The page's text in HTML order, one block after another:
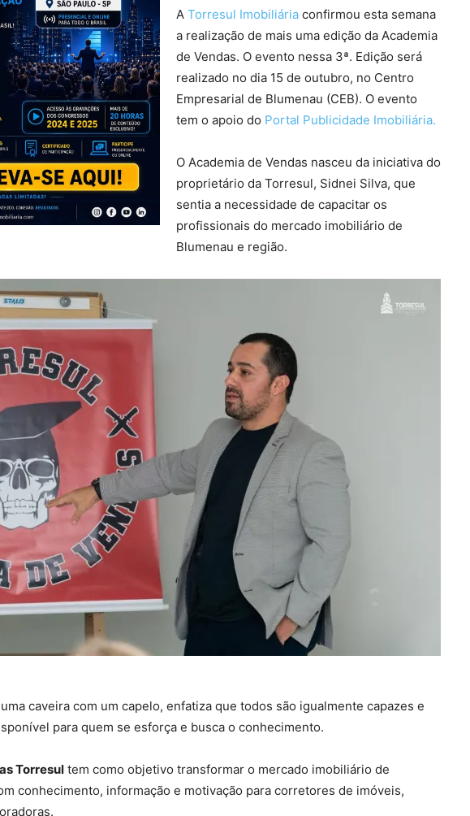
A Torresul Imobiliária confirmou esta semana
a realização de mais uma edição da Academia
de Vendas. O evento nessa 3ª. Edição será
realizado no dia 15 de outubro, no Centro
Empresarial de Blumenau (CEB). O evento
tem o apoio do Portal Publicidade Imobiliária.
O Academia de Vendas nasceu da iniciativa do
proprietário da Torresul, Sidnei Silva, que
sentia a necessidade de capacitar os
profissionais do mercado imobiliário de
Blumenau e região.
caveira com um capelo, enfatiza que todos são igualmente capazes e
para quem se esforça e busca o conhecimento.
Torresul tem como objetivo transformar o mercado imobiliário de
conhecimento, informação e motivação para corretores de imóveis,